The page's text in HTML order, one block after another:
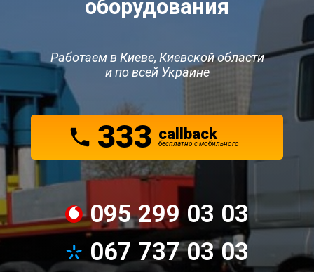
оборудования
Работаем в Киеве, Киевской области
и по всей Украине
333 callback
беcплатно с мобильного
095 299 03 03
067 737 03 03